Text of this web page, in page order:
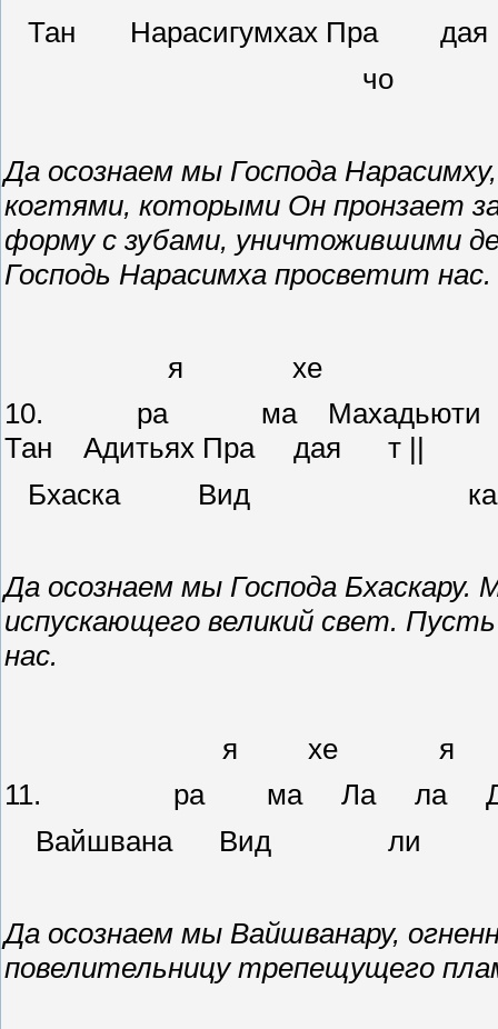
Тан Нарасигумхах Пра
чо
Да осознаем мы Господа
когтями, которыми Он пронзает
форму с зубами, уничтожившими
Господь Нарасимха просветит нас.
я хе
10. ра ма Махадьюти
Тан Адитьях Пра дая т ||
Бхаска
Да осознаем мы Господа
испускающего великий свет.
нас.
я хе
11. ра ма Ла ла
Вайшвана
Да осознаем мы Вайшванару,
повелительницу трепещущего